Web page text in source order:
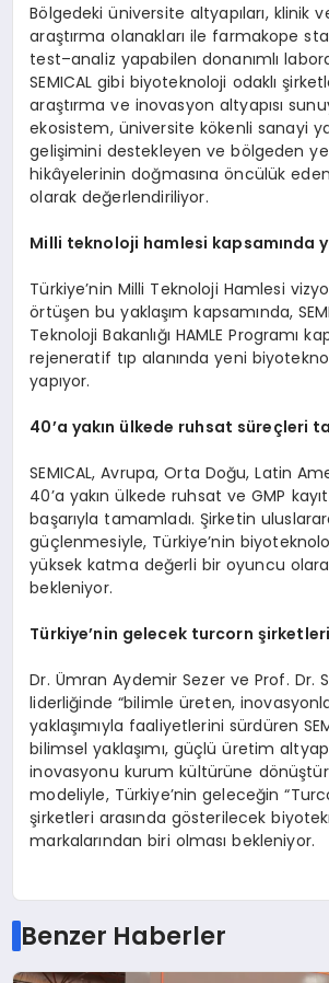
Bölgedeki üniversite altyapıları, klinik
araştırma olanakları ile farmakope
test–analiz yapabilen donanımlı
SEMICAL gibi biyoteknoloji odaklı
araştırma ve inovasyon altyapısı
ekosistem, üniversite kökenli sanayi
gelişimini destekleyen ve bölgeden
hikâyelerinin doğmasına öncülük
olarak değerlendiriliyor.
Milli teknoloji hamlesi kapsamında
Türkiye’nin Milli Teknoloji Hamlesi
örtüşen bu yaklaşım kapsamında,
Teknoloji Bakanlığı HAMLE Programı
rejeneratif tıp alanında yeni
yapıyor.
40’a yakın ülkede ruhsat süreçleri
SEMICAL, Avrupa, Orta Doğu, Latin
40’a yakın ülkede ruhsat ve GMP
başarıyla tamamladı. Şirketin
güçlenmesiyle, Türkiye’nin
yüksek katma değerli bir oyuncu
bekleniyor.
Türkiye’nin gelecek turcorn
Dr. Ümran Aydemir Sezer ve Prof. Dr.
liderliğinde “bilimle üreten,
yaklaşımıyla faaliyetlerini sürdüren
bilimsel yaklaşımı, güçlü üretim
inovasyonu kurum kültürüne
modeliyle, Türkiye’nin geleceğin
şirketleri arasında gösterilecek
markalarından biri olması bekleniyor.
Benzer Haberler